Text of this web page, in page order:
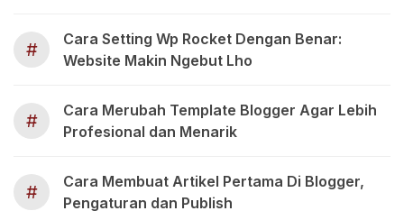
#
Cara Setting Wp Rocket Dengan Benar:
Website Makin Ngebut Lho
#
Cara Merubah Template Blogger Agar Lebih
Profesional dan Menarik
#
Cara Membuat Artikel Pertama Di Blogger,
Pengaturan dan Publish